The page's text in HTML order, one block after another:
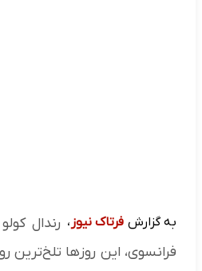
به گزارش فرتاک نیوز ،
فرانسوی، این روزها تلخ‌ترین